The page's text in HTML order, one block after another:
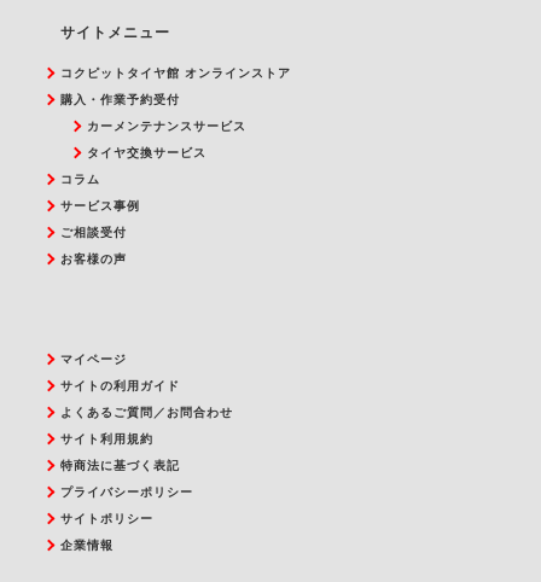
サイトメニュー
コクピットタイヤ館 オンラインストア
購入・作業予約受付
カーメンテナンスサービス
タイヤ交換サービス
コラム
サービス事例
ご相談受付
お客様の声
マイページ
サイトの利用ガイド
よくあるご質問／お問合わせ
サイト利用規約
特商法に基づく表記
プライバシーポリシー
サイトポリシー
企業情報